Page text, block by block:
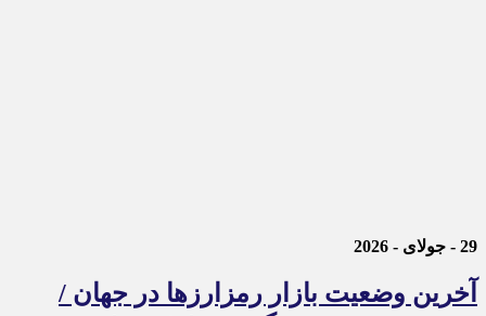
29 - جولای - 2026
آخرین وضعیت بازار رمزارزها در جهان /